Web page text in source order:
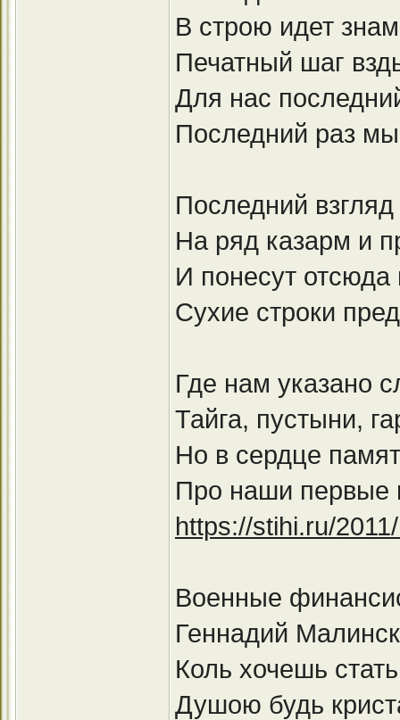
В строю идет
Печатный шаг
Для нас
Последний раз
Последний
На ряд казарм и
И понесут отсюда
Сухие строки
Где нам указано
Тайга, пустыни,
Но в сердце
Про наши первые
https://stihi.ru/
Военные
Геннадий
Коль хочешь
Душою будь